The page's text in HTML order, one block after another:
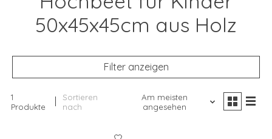
50x45x45cm aus Holz
Filter anzeigen
1
Produkte
Sortieren
nach
Am meisten
angesehen